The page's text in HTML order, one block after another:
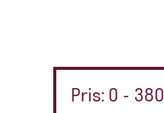
Pris: 0 - 380